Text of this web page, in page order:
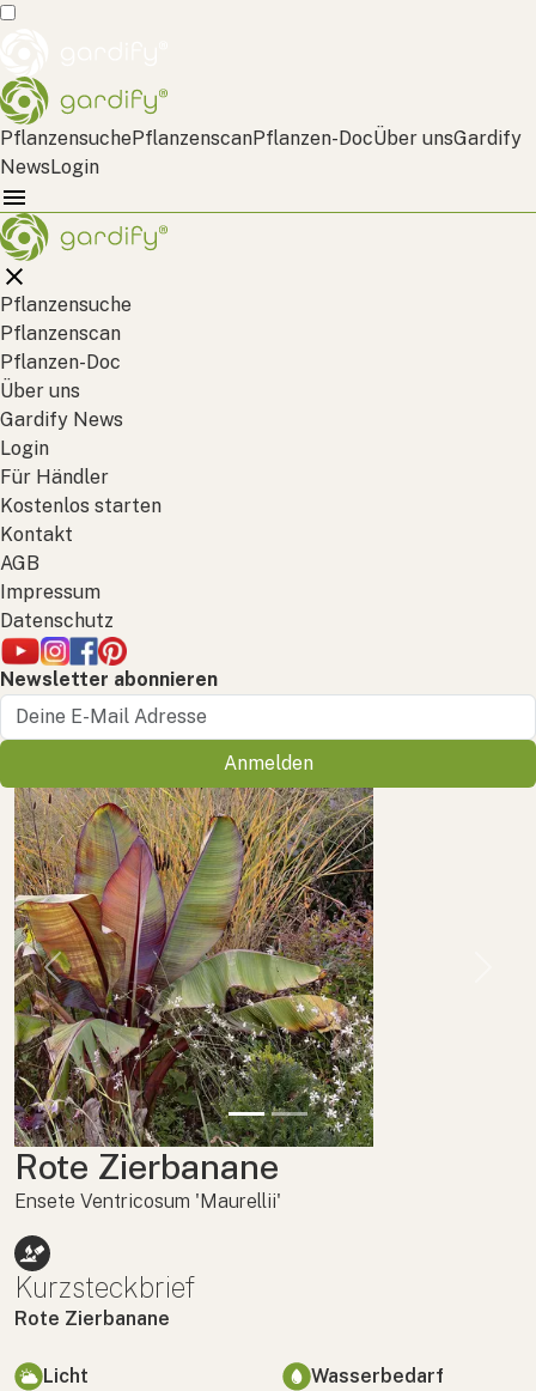
PflanzensuchePflanzenscanPflanzen-DocÜber unsGardify
NewsLogin
Pflanzensuche
Pflanzenscan
Pflanzen-Doc
Über uns
Gardify News
Login
Für Händler
Kostenlos starten
Kontakt
AGB
Impressum
Datenschutz
Newsletter abonnieren
Anmelden
Previous
Rote Zierbanane
Ensete Ventricosum 'Maurellii'
Kurzsteckbrief
Rote Zierbanane
Licht
Wasserbedarf